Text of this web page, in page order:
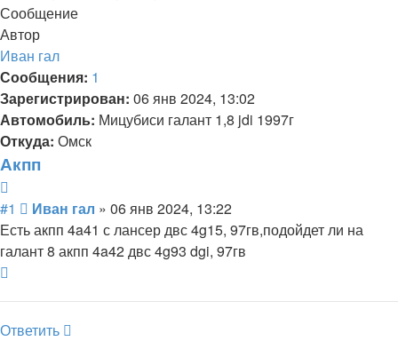
Сообщение
Автор
Иван гал
Сообщения: 1
Зарегистрирован: 06 янв 2024, 13:02
Автомобиль: Мицубиси галант 1,8 jdi 1997г
Откуда: Омск
Акпп
#1
Сообщение
Иван гал » 06 янв 2024, 13:22
Есть акпп 4a41 с лансер двс 4g15, 97гв,подойдет ли на
галант 8 акпп 4a42 двс 4g93 dgi, 97гв
Ответить